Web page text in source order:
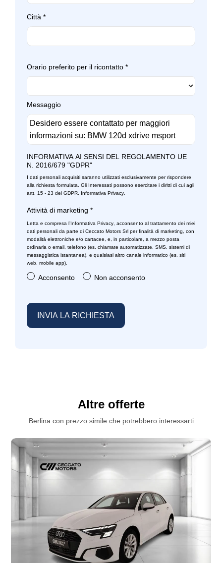
Volante sportivo
Regolazione manuale del piantone sterzo in altezza e
profondità
Sedili sportivi
Sensore pioggia
Sensori parcheggio anteriori e posteriori
Serbatoio carburante maggiorato
Servosterzo
Sicurezza
Sistema di frenata anti collisione
Sistema di riconoscimento stanchezza guidatore
Specchietti retrovisori in tinta
Start & stop
Strumentazione digitale con display
Città *
Orario preferito per il ricontatto *
Messaggio
INFORMATIVA AI SENSI DEL REGOLAMENTO UE
N. 2016/679 "GDPR"
I dati personali acquisiti saranno utilizzati esclusivamente per rispondere
alla richiesta formulata. Gli Interessati possono esercitare i diritti di cui agli
artt. 15 - 23 del GDPR.
Informativa Privacy.
Attività di marketing *
Letta e compresa l’ Informativa Privacy, acconsento al trattamento dei miei
dati personali da parte di Ceccato Motors Srl per finalità di marketing, con
modalità elettroniche e/o cartacee, e, in particolare, a mezzo posta
ordinaria o email, telefono (es. chiamate automatizzate, SMS, sistemi di
messaggistica istantanea), e qualsiasi altro canale informatico (es. siti
web, mobile app).
Acconsento Non acconsento
Altre offerte
Berlina con prezzo simile che potrebbero interessarti